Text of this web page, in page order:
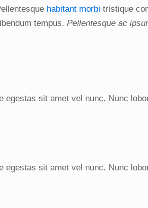
habitant morbi tristique
tempus.Pellentesque ac
sit amet vel nunc. Nunc
sit amet vel nunc. Nunc